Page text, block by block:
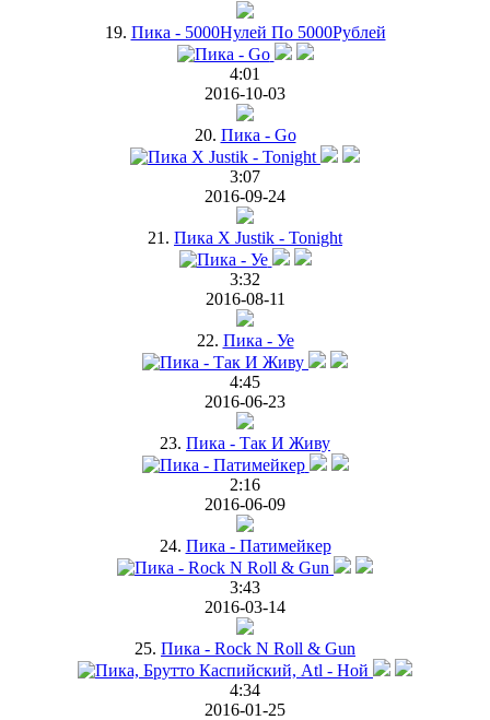
19. Пика - 5000Нулей По 5000Рублей
4:01
2016-10-03
20. Пика - Go
3:07
2016-09-24
21. Пика X Justik - Tonight
3:32
2016-08-11
22. Пика - Уе
4:45
2016-06-23
23. Пика - Так И Живу
2:16
2016-06-09
24. Пика - Патимейкер
3:43
2016-03-14
25. Пика - Rock N Roll & Gun
4:34
2016-01-25